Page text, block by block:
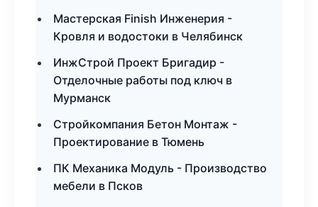
Мастерская Finish Инженерия -
Кровля и водостоки в Челябинск
ИнжСтрой Проект Бригадир -
Отделочные работы под ключ в
Мурманск
Стройкомпания Бетон Монтаж -
Проектирование в Тюмень
ПК Механика Модуль - Производство
мебели в Псков